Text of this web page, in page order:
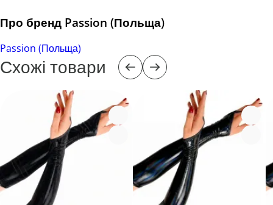
Про бренд Passion (Польща)
Passion (Польща)
Схожі товари